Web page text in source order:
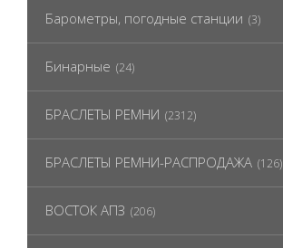
Барометры, погодные станции (3)
Бинарные (24)
БРАСЛЕТЫ РЕМНИ (2312)
БРАСЛЕТЫ РЕМНИ-РАСПРОДАЖА (126)
ВОСТОК АПЗ (206)